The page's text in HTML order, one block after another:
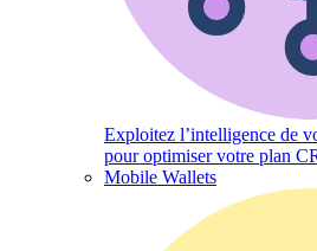
Exploitez l’intelligence de
pour optimiser votre plan
Mobile Wallets